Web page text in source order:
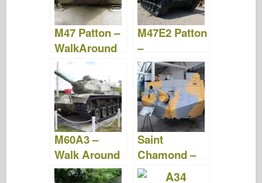
M47 Patton –
WalkAround
M47E2 Patton
–
WalkAround
M60A3 –
Walk Around
Saint
Chamond –
WalkAround